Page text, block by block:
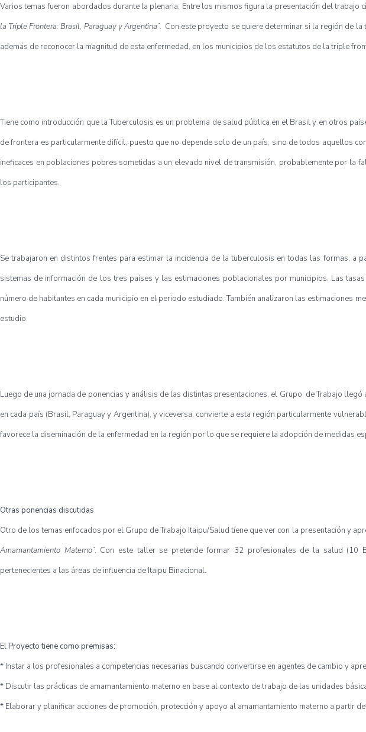
Varios temas fueron abordados durante la plenaria. Entre los mismos figura la presentación del trabajo
la Triple Frontera: Brasil, Paraguay y Argentina”. Con este proyecto se quiere determinar si la región de
además de reconocer la magnitud de esta enfermedad, en los municipios de los estatutos de la triple
Tiene como introducción que la Tuberculosis es un problema de salud pública en el Brasil y en otros
de frontera es particularmente difícil, puesto que no depende solo de un país, sino de todos aquellos
ineficaces en poblaciones pobres sometidas a un elevado nivel de transmisión, probablemente por la
los participantes.
Se trabajaron en distintos frentes para estimar la incidencia de la tuberculosis en todas las formas, a
sistemas de información de los tres países y las estimaciones poblacionales por municipios. Las
número de habitantes en cada municipio en el periodo estudiado. También analizaron las estimaciones
estudio.
Luego de una jornada de ponencias y análisis de las distintas presentaciones, el Grupo de Trabajo
en cada país (Brasil, Paraguay y Argentina), y viceversa, convierte a esta región particularmente
favorece la diseminación de la enfermedad en la región por lo que se requiere la adopción de medidas
Otras ponencias discutidas
Otro de los temas enfocados por el Grupo de Trabajo Itaipu/Salud tiene que ver con la presentación y
Amamantamiento Materno”. Con este taller se pretende formar 32 profesionales de la salud (10
pertenecientes a las áreas de influencia de Itaipu Binacional.
El Proyecto tiene como premisas:
* Instar a los profesionales a competencias necesarias buscando convertirse en agentes de cambio y
* Discutir las prácticas de amamantamiento materno en base al contexto de trabajo de las unidades
* Elaborar y planificar acciones de promoción, protección y apoyo al amamantamiento materno a partir